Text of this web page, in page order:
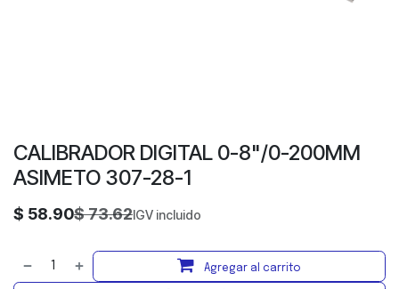
CALIBRADOR DIGITAL 0-8"/0-200MM
ASIMETO 307-28-1
$ 58.90$73.62IGV incluido
Agregar al carrito